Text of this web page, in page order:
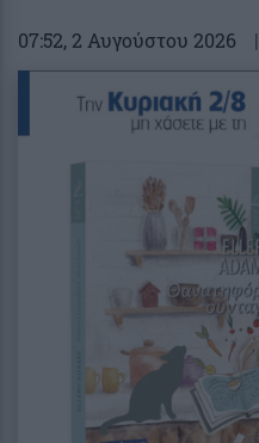
07:52, 2 Αυγούστου 2026